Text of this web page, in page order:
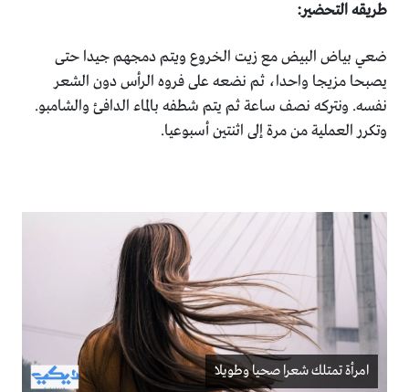
طريقه التحضير:
ضعي بياض البيض مع زيت الخروع ويتم دمجهم جيدا حتى
يصبحا مزيجا واحدا، ثم نضعه على فروه الرأس دون الشعر
نفسه. ونتركه نصف ساعة ثم يتم شطفه بالماء الدافئ والشامبو.
وتكرر العملية من مرة إلى اثنتين أسبوعيا.
امرأة تمتلك شعرا صحيا وطويلا